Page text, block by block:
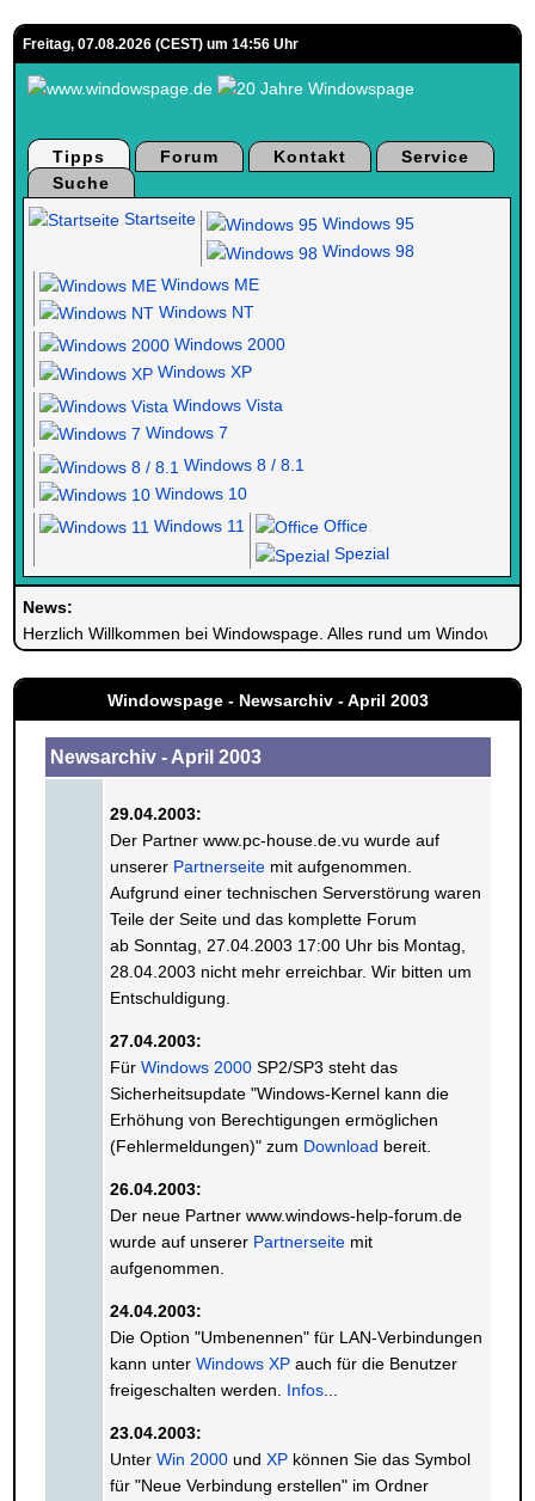
Freitag, 07.08.2026 (CEST) um 14:56 Uhr
Tipps Forum Kontakt
Service
Suche
Startseite
Windows 95
Windows 98
Windows ME
Windows NT
Windows 2000
Windows XP
Windows Vista
Windows 7
Windows 8 / 8.1
Windows 10
Windows 11
Office
Spezial
News:
Herzlich Willkommen bei Windowspage. Alles rund um Windows.
Windowspage - Newsarchiv - April 2003
Newsarchiv - April 2003
29.04.2003:
Der Partner www.pc-house.de.vu wurde auf
unserer Partnerseitemit aufgenommen.
Aufgrund einer technischen Serverstörung waren
Teile der Seite und das komplette Forum
ab Sonntag, 27.04.2003 17:00 Uhr bis Montag,
28.04.2003 nicht mehr erreichbar. Wir bitten um
Entschuldigung.
27.04.2003:
Für Windows 2000SP2/SP3 steht das
Sicherheitsupdate "Windows-Kernel kann die
Erhöhung von Berechtigungen ermöglichen
(Fehlermeldungen)" zum Download bereit.
26.04.2003:
Der neue Partner www.windows-help-forum.de
wurde auf unserer Partnerseitemit
aufgenommen.
24.04.2003:
Die Option "Umbenennen" für LAN-Verbindungen
kann unter Windows XPauch für die Benutzer
freigeschalten werden. Infos...
23.04.2003:
Unter Win 2000und XPkönnen Sie das Symbol
für "Neue Verbindung erstellen" im Ordner